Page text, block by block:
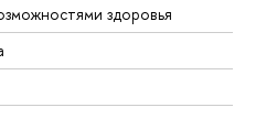
здоровья